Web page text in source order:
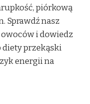
piórkową
Sprawdź nasz
i dowiedz
diety przekąski
energii na